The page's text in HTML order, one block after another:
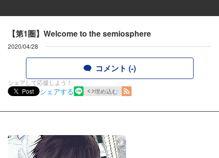
【第1圏】Welcome to the semiosphere
2020/04/28
コメント (-)
シェアして応援しよう！
Post
シェアする 埋め込む